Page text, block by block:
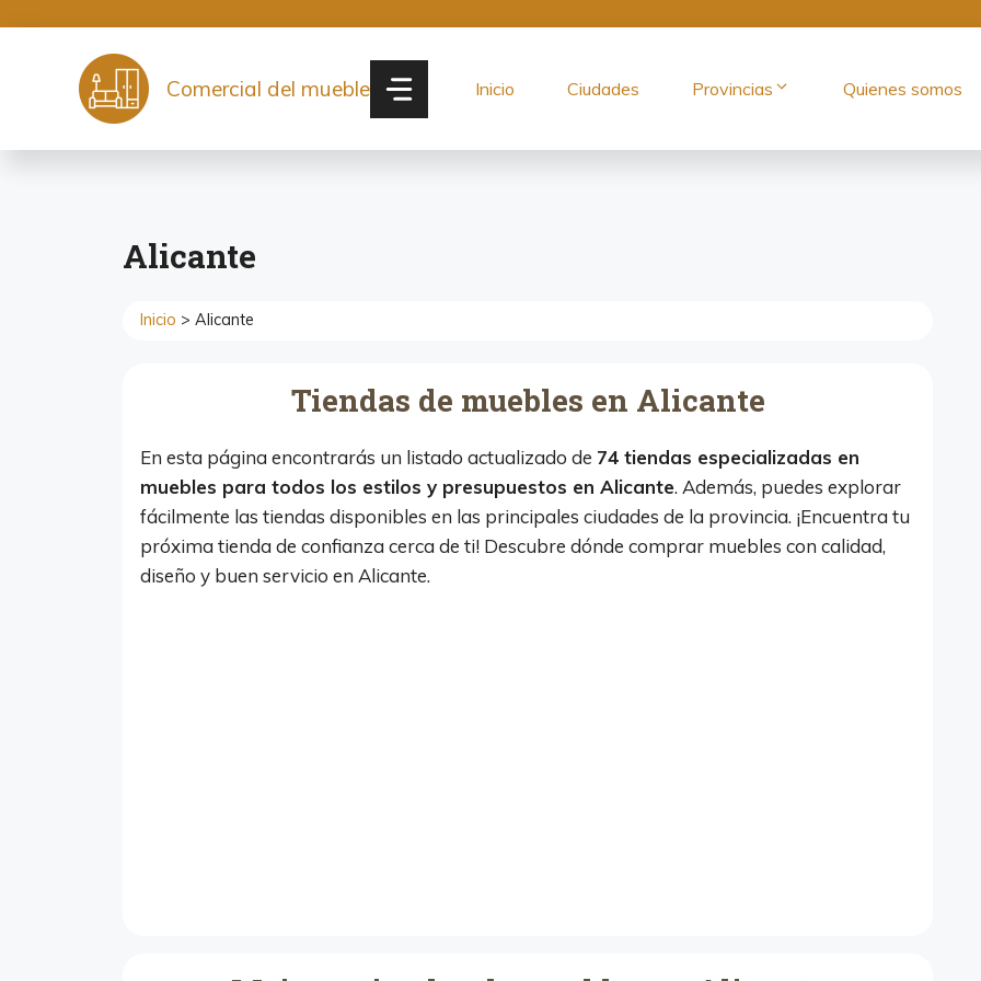
contenido
Comercial del mueble Inicio Ciudades Provincias Quienes somos
Alicante
Inicio > Alicante
Tiendas de muebles en Alicante
En esta página encontrarás un listado actualizado de 74 tiendas especializadas en
muebles para todos los estilos y presupuestos en Alicante. Además, puedes explorar
fácilmente las tiendas disponibles en las principales ciudades de la provincia. ¡Encuentra tu
próxima tienda de confianza cerca de ti! Descubre dónde comprar muebles con calidad,
diseño y buen servicio en Alicante.